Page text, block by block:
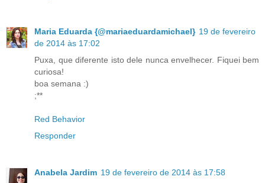
Maria Eduarda {@mariaeduardamichael} 19 de fevereiro
de 2014 às 17:02
Puxa, que diferente isto dele nunca envelhecer. Fiquei bem
curiosa!
boa semana :)
;**
Red Behavior
Responder
Anabela Jardim 19 de fevereiro de 2014 às 17:58